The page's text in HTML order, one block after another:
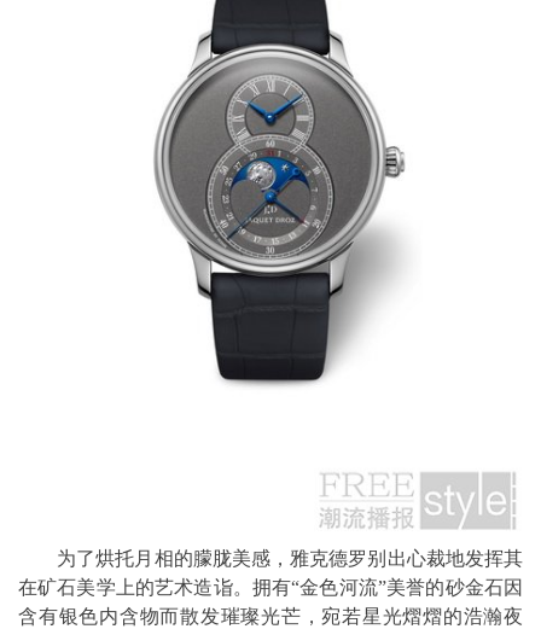
为了烘托月相的朦胧美感，雅克德罗别出心裁地发挥其
在矿石美学上的艺术造诣。拥有“金色河流”美誉的砂金石因
含有银色内含物而散发璀璨光芒，宛若星光熠熠的浩瀚夜